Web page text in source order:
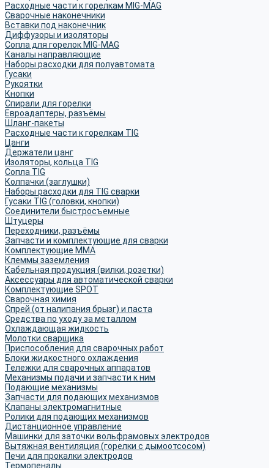
Расходные части к горелкам MIG-MAG
Сварочные наконечники
Вставки под наконечник
Диффузоры и изоляторы
Сопла для горелок MIG-MAG
Каналы направляющие
Наборы расходки для полуавтомата
Гусаки
Рукоятки
Кнопки
Спирали для горелки
Евроадаптеры, разъёмы
Шланг-пакеты
Расходные части к горелкам TIG
Цанги
Держатели цанг
Изоляторы, кольца TIG
Сопла TIG
Колпачки (заглушки)
Наборы расходки для TIG сварки
Гусаки TIG (головки, кнопки)
Соединители быстросъемные
Штуцеры
Переходники, разъёмы
Запчасти и комплектующие для сварки
Комплектующие ММА
Клеммы заземления
Кабельная продукция (вилки, розетки)
Аксессуары для автоматической сварки
Комплектующие SPOT
Сварочная химия
Спрей (от налипания брызг) и паста
Средства по уходу за металлом
Охлаждающая жидкость
Молотки сварщика
Приспособления для сварочных работ
Блоки жидкостного охлаждения
Тележки для сварочных аппаратов
Механизмы подачи и запчасти к ним
Подающие механизмы
Запчасти для подающих механизмов
Клапаны электромагнитные
Ролики для подающих механизмов
Дистанционное управление
Машинки для заточки вольфрамовых электродов
Вытяжная вентиляция (горелки с дымоотсосом)
Печи для прокалки электродов
Термопеналы